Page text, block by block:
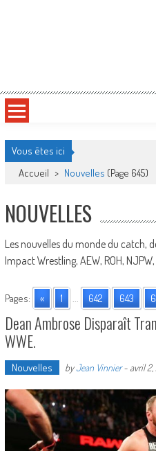
Vous êtes ici
Accueil > Nouvelles (Page 645)
NOUVELLES
Les nouvelles du monde du catch,
Impact Wrestling, AEW, ROH,
Pages: « 1 ... 642 643
Dean Ambrose Disparaît
WWE.
Nouvelles byJean Vinnier- avril 2,